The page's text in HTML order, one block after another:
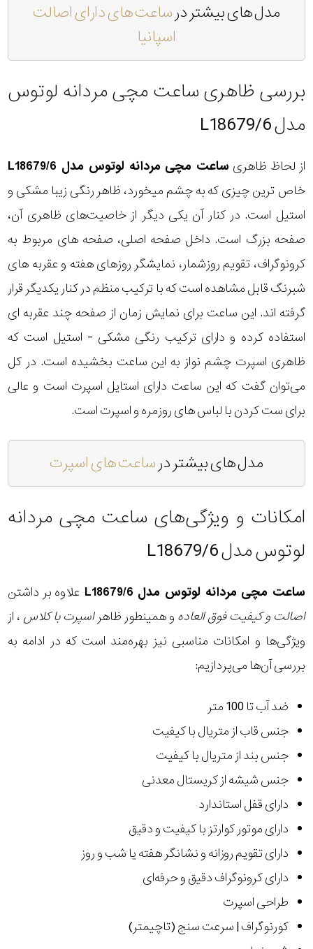
مدل های بیشتر درساعت های دارای اصالت
اسپانیا
بررسی ظاهری ساعت مچی مردانه لوتوس
مدل L18679/6
از لحاظ ظاهری ساعت مچی مردانه لوتوس مدل L18679/6
خاص ترین چیزی که به چشم میخورد، ظاهر رنگی زیبا مشکی و
استیل است. در کنار آن یکی دیگر از خاصیت‌های ظاهری آن،
صفحه بزرگ است. داخل صفحه اصلی، صفحه های مربوط به
کرونوگراف، تقویم روزشمار، نمایشگر روزهای هفته و عقربه های
شبرنگ قابل مشاهده است که با ترکیب منظم در کنار یکدیگر قرار
گرفته اند. این ساعت برای نمایش زمان از صفحه چند عقربه ای
استفاده کرده و دارای ترکیب رنگی مشکی - استیل است که
ظاهری اسپرت چشم نواز به این ساعت بخشیده است. در کل
می‌توان گفت که این ساعت دارای استایل اسپرت است و عالی
برای ست کردن با لباس های روزمره و اسپرت است.
مدل های بیشتر درساعت های اسپرت
امکانات و ویژگی‌های ساعت مچی مردانه
لوتوس مدل L18679/6
ساعت مچی مردانه لوتوس مدل L18679/6
علاوه بر داشتن
اصالت و کیفیت فوق العاده و همینطور ظاهراسپرت با کلاس ، از
ویژگی‌ها و امکانات مناسبی نیز بهره‌مند است که در ادامه به
بررسی آن‌ها می‌پردازیم:
ضد آب تا 100 متر
جنس قاب از متریال با کیفیت
جنس بند از متریال با کیفیت
جنس شیشه از کریستال معدنی
دارای قفل استاندارد
دارای موتور کوارتز با کیفیت و دقیق
دارای تقویم روزانه و نشانگر هفته یا شب و روز
دارای کرونوگراف دقیق و حرفه‌ای
طراحی اسپرت
کورنوگراف | سرعت سنج (تاچیمتر)